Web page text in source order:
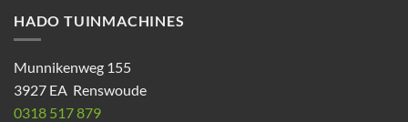
HADO TUINMACHINES
Munnikenweg 155
3927 EA Renswoude
0318 517 879